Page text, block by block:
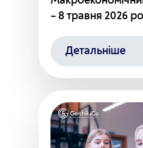
– 8 травня 2026
Детальніше